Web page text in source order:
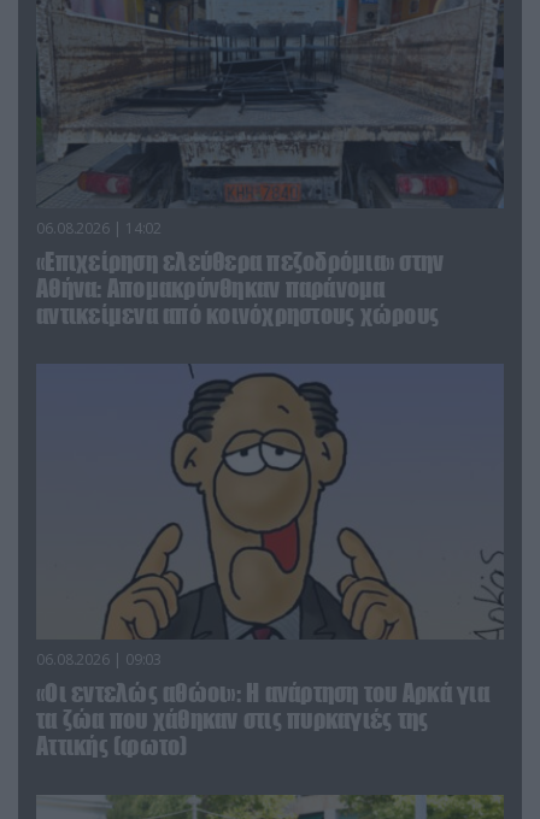
06.08.2026 | 14:02
«Επιχείρηση ελεύθερα πεζοδρόμια» στην
Αθήνα: Απομακρύνθηκαν παράνομα
αντικείμενα από κοινόχρηστους χώρους
06.08.2026 | 09:03
«Οι εντελώς αθώοι»: Η ανάρτηση του Αρκά για
τα ζώα που χάθηκαν στις πυρκαγιές της
Αττικής (φωτο)